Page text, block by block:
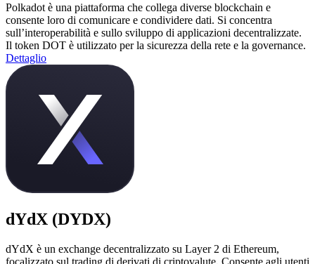
Polkadot è una piattaforma che collega diverse blockchain e
consente loro di comunicare e condividere dati. Si concentra
sull’interoperabilità e sullo sviluppo di applicazioni decentralizzate.
Il token DOT è utilizzato per la sicurezza della rete e la governance.
Dettaglio
dYdX (DYDX)
dYdX è un exchange decentralizzato su Layer 2 di Ethereum,
focalizzato sul trading di derivati di criptovalute. Consente agli utenti